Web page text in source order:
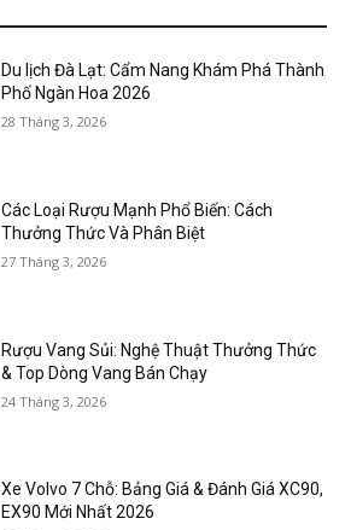
Du lịch Đà Lạt: Cẩm Nang Khám Phá Thành
Phố Ngàn Hoa 2026
28 Tháng 3, 2026
Các Loại Rượu Mạnh Phổ Biến: Cách
Thưởng Thức Và Phân Biệt
27 Tháng 3, 2026
Rượu Vang Sủi: Nghệ Thuật Thưởng Thức
& Top Dòng Vang Bán Chạy
24 Tháng 3, 2026
Xe Volvo 7 Chỗ: Bảng Giá & Đánh Giá XC90,
EX90 Mới Nhất 2026